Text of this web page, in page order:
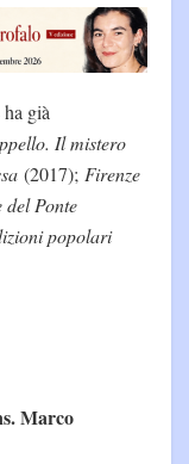
già
Il mistero
(2017); Firenze
del Ponte
popolari
Marco